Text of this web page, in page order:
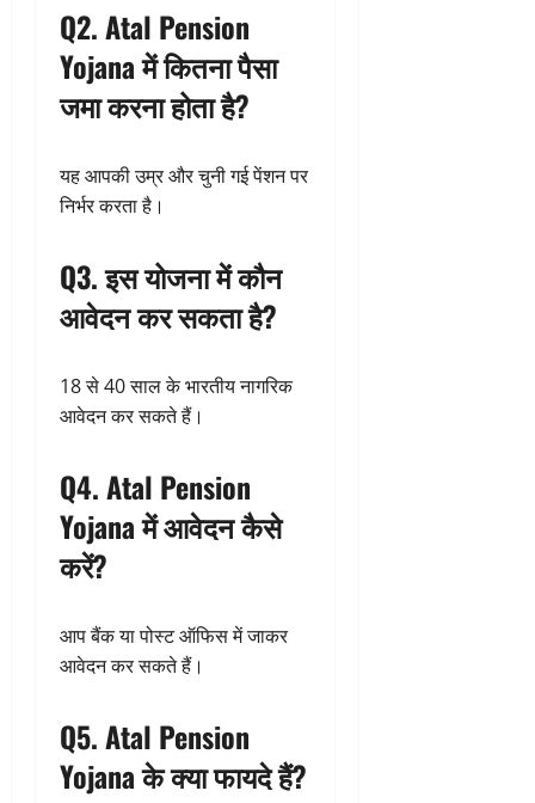
Q2. Atal Pension
Yojana में कितना पैसा
जमा करना होता है?
यह आपकी उम्र और चुनी गई पेंशन पर
निर्भर करता है।
Q3. इस योजना में कौन
आवेदन कर सकता है?
18 से 40 साल के भारतीय नागरिक
आवेदन कर सकते हैं।
Q4. Atal Pension
Yojana में आवेदन कैसे
करें?
आप बैंक या पोस्ट ऑफिस में जाकर
आवेदन कर सकते हैं।
Q5. Atal Pension
Yojana के क्या फायदे हैं?